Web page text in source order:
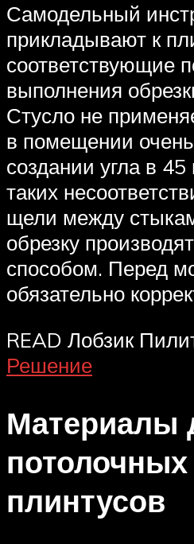
Самодельный
прикладывают к
соответствующие
выполнения
Стусло не
в помещении
создании угла в 45
таких
щели между
обрезку
способом. Перед
обязательно
READ Лобзик
Решение
Материалы
потолочных
плинтусов